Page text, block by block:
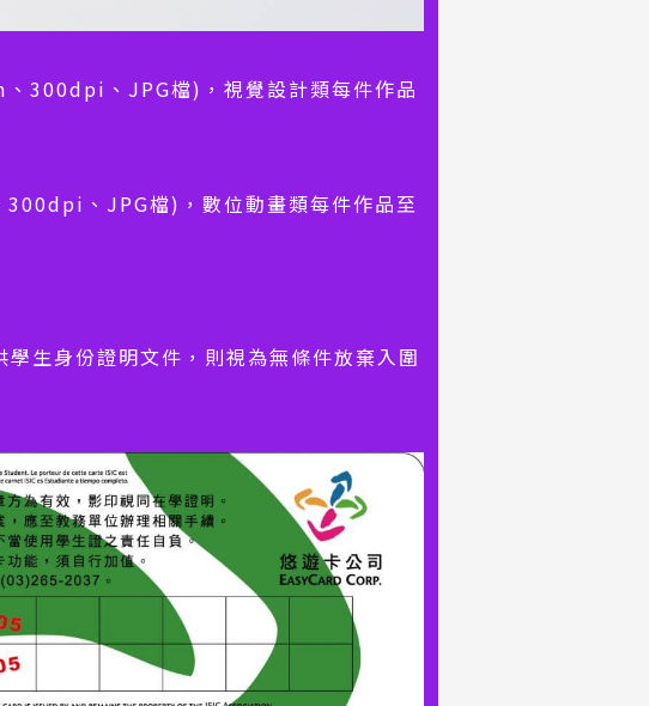
300dpi、JPG檔)，視覺設計類每件作品
、JPG檔)，數位動畫類每件作品至
生身份證明文件，則視為無條件放棄入圍